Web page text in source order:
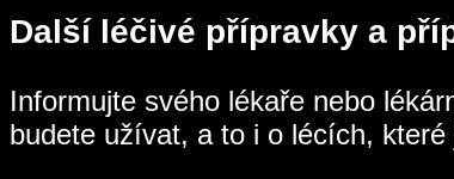
Další léčivé přípravky a
Informujte svého lékaře nebo
budete užívat, a to i o lécích,